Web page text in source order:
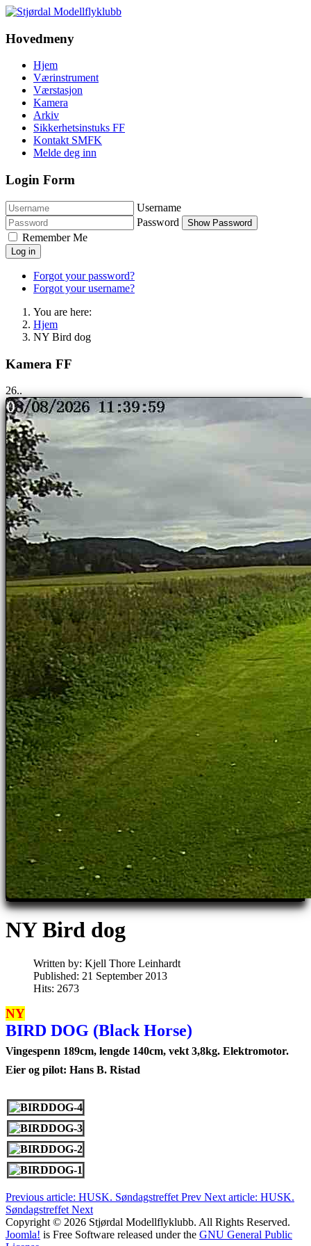
Hovedmeny
Hjem
Værinstrument
Værstasjon
Kamera
Arkiv
Sikkerhetsinstuks FF
Kontakt SMFK
Melde deg inn
Login Form
Username
Password
Show Password
Remember Me
Log in
Forgot your password?
Forgot your username?
You are here:
Hjem
NY Bird dog
Kamera FF
25..
NY Bird dog
Written by: Kjell Thore Leinhardt
Published: 21 September 2013
Hits: 2673
NY
BIRD DOG (Black Horse)
Vingespenn 189cm, lengde 140cm, vekt 3,8kg. Elektromotor.
Eier og pilot: Hans B. Ristad
Previous article: HUSK. Søndagstreffet Prev Next article: HUSK.
Søndagstreffet Next
Copyright © 2026 Stjørdal Modellflyklubb. All Rights Reserved.
Joomla! is Free Software released under the GNU General Public